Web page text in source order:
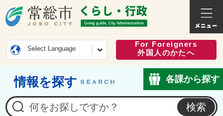
常総市公式ホームページ
くらし
Select Language
For Foreigners
外国人のかたへ
情報を探す 各課から探す